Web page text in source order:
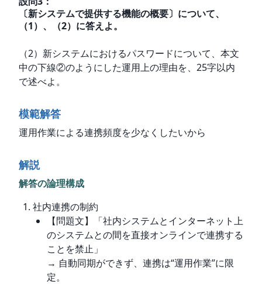
〔新システムで提供する機能の概要〕について、
（1）、（2）に答えよ。
（2）新システムにおけるパスワードについて、本文
中の下線②のようにした運用上の理由を、25字以内
で述べよ。
模範解答
運用作業による連携頻度を少なくしたいから
解説
解答の論理構成
社内連携の制約
【問題文】「社内システムとインターネット上
のシステムとの間を直接オンラインで連携する
ことを禁止」
→ 自動同期ができず、連携は“運用作業”に限
定。